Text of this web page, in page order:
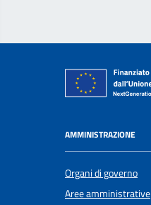
AMMINISTRAZIONE
Organi di governo
Aree amministrative